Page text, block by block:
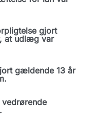
gjort
at udlæg var
gældende 13 år